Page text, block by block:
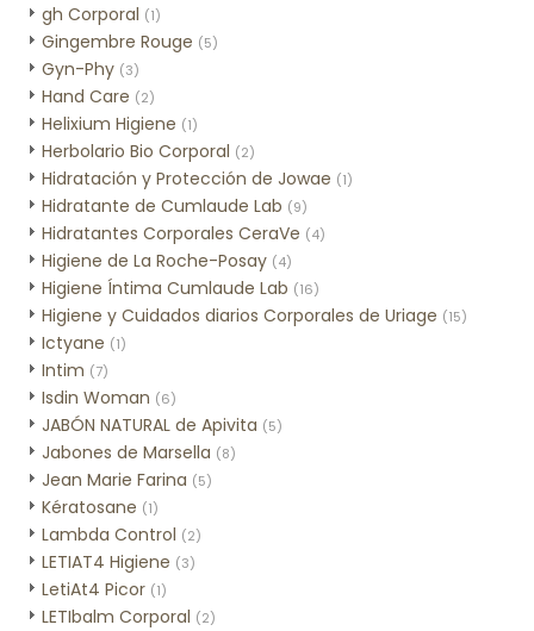
gh Corporal (1)
Gingembre Rouge (5)
Gyn-Phy (3)
Hand Care (2)
Helixium Higiene (1)
Herbolario Bio Corporal (2)
Hidratación y Protección de Jowae (1)
Hidratante de Cumlaude Lab (9)
Hidratantes Corporales CeraVe (4)
Higiene de La Roche-Posay (4)
Higiene Íntima Cumlaude Lab (16)
Higiene y Cuidados diarios Corporales de Uriage (15)
Ictyane (1)
Intim (7)
Isdin Woman (6)
JABÓN NATURAL de Apivita (5)
Jabones de Marsella (8)
Jean Marie Farina (5)
Kératosane (1)
Lambda Control (2)
LETIAT4 Higiene (3)
LetiAt4 Picor (1)
LETIbalm Corporal (2)